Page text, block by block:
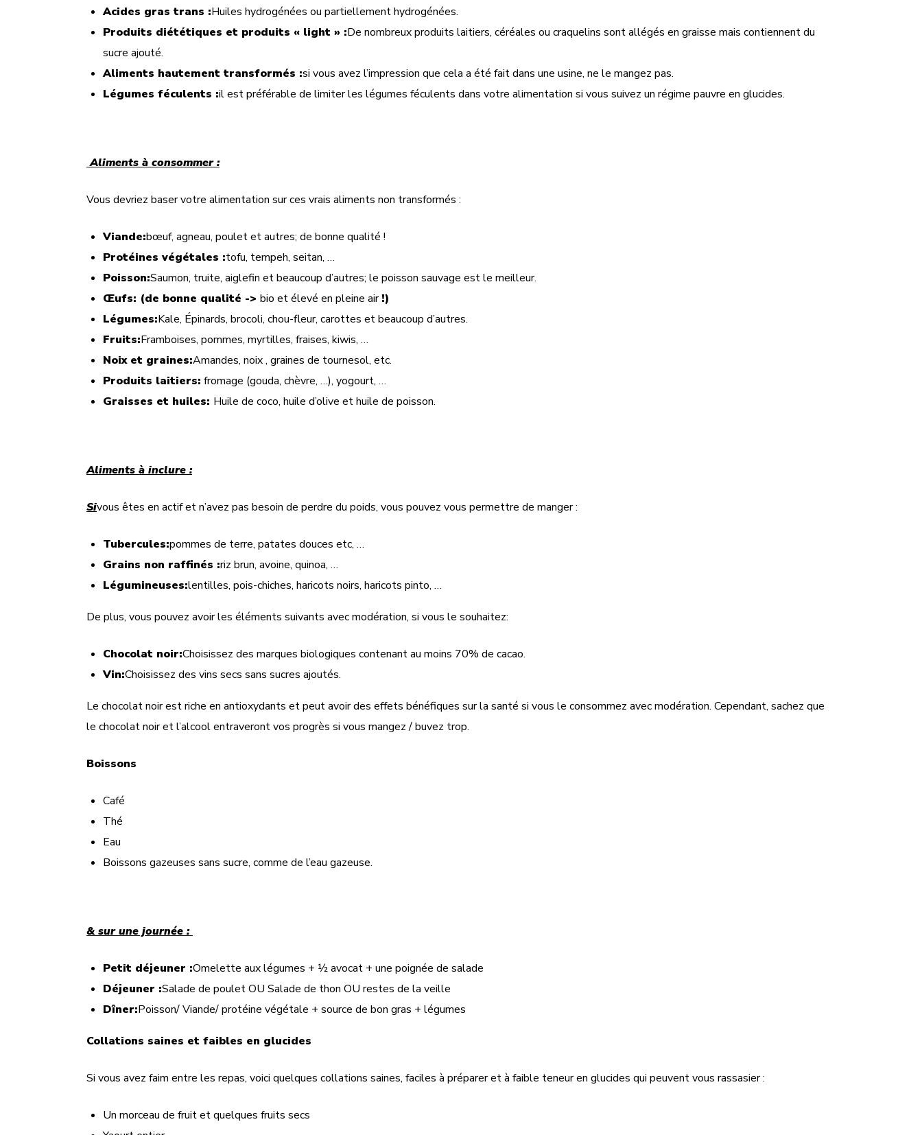
Acides gras trans :Huiles hydrogénées ou partiellement hydrogénées.
Produits diététiques et produits « light » :De nombreux produits laitiers, céréales ou craquelins sont allégés en graisse mais contiennent du
sucre ajouté.
Aliments hautement transformés :si vous avez l’impression que cela a été fait dans une usine, ne le mangez pas.
Légumes féculents :il est préférable de limiter les légumes féculents dans votre alimentation si vous suivez un régime pauvre en glucides.
Aliments à consommer :
Vous devriez baser votre alimentation sur ces vrais aliments non transformés :
Viande:bœuf, agneau, poulet et autres; de bonne qualité !
Protéines végétales :tofu, tempeh, seitan, …
Poisson:Saumon, truite, aiglefin et beaucoup d’autres; le poisson sauvage est le meilleur.
Œufs: (de bonne qualité -> bio et élevé en pleine air!)
Légumes:Kale, Épinards, brocoli, chou-fleur, carottes et beaucoup d’autres.
Fruits:Framboises, pommes, myrtilles, fraises, kiwis, …
Noix et graines:Amandes, noix , graines de tournesol, etc.
Produits laitiers: fromage (gouda, chèvre, …), yogourt, …
Graisses et huiles: Huile de coco, huile d’olive et huile de poisson.
Aliments à inclure :
Sivous êtes en actif et n’avez pas besoin de perdre du poids, vous pouvez vous permettre de manger :
Tubercules:pommes de terre, patates douces etc, …
Grains non raffinés :riz brun, avoine, quinoa, …
Légumineuses:lentilles, pois-chiches, haricots noirs, haricots pinto, …
De plus, vous pouvez avoir les éléments suivants avec modération, si vous le souhaitez:
Chocolat noir:Choisissez des marques biologiques contenant au moins 70% de cacao.
Vin:Choisissez des vins secs sans sucres ajoutés.
Le chocolat noir est riche en antioxydants et peut avoir des effets bénéfiques sur la santé si vous le consommez avec modération. Cependant, sachez que
le chocolat noir et l’alcool entraveront vos progrès si vous mangez / buvez trop.
Boissons
Café
Thé
Eau
Boissons gazeuses sans sucre, comme de l’eau gazeuse.
& sur une journée :
Petit déjeuner :Omelette aux légumes + ½ avocat + une poignée de salade
Déjeuner :Salade de poulet OU Salade de thon OU restes de la veille
Dîner:Poisson/ Viande/ protéine végétale + source de bon gras + légumes
Collations saines et faibles en glucides
Si vous avez faim entre les repas, voici quelques collations saines, faciles à préparer et à faible teneur en glucides qui peuvent vous rassasier :
Un morceau de fruit et quelques fruits secs